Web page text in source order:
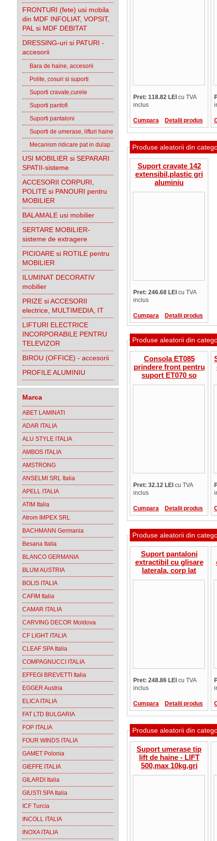
FRONTURI (fete) usi mobila
din MDF INFOLIAT, VOPSIT,
PAL si MDF DEBITAT
DRESSING-uri si PATURI -
accesorii
Bara de haine, accesorii
Polite, cosuri si suporti
Suporti cravate,curele
Suporti pantofi
Suporti pantaloni
Suporti de umerase, lifturi haine
Mecanism ridicare pat in dulap
USI MOBILIER si SEPARARI
SPATII-sisteme
ACCESORII CORPURI,
POLITE si PANOURI pentru
MOBILIER
BALAMALE usi mobilier
SERTARE MOBILIER-
sisteme de extragere
PICIOARE si ROTILE pentru
MOBILIER
ILUMINAT DECORATIV
mobilier
PRIZE si ACCESORII
electrice, MULTIMEDIA, IT
LIFTURI ELECTRICE
INCORPORABILE PENTRU
TELEVIZOR
BIROU (OFFICE) - accesorii
PROFILE ALUMINIU
Marca
ABET LAMINATI
ADAR ITALIA
ALU STYLE ITALIA
AMBOS ITALIA
AMSTRONG
ANSELMI SRL Italia
APELL ITALIA
ATIM Italia
Atrom IMPEX SRL
BACHMANN Germania
Besana Italia
BLANCO GERMANIA
BLUM AUSTRIA
BOLIS ITALIA
CAFIM Italia
CAMAR ITALIA
CARVING DECOR Moldova
CF LIGHT ITALIA
CLEAF SPA Italia
COMPAGNUCCI ITALIA
EFFEGI BREVETTI Italia
EGGER Austria
ELICA ITALIA
FAT LTD BULGARIA
FOP ITALIA
FOUR WINDS ITALIA
GAMET Polonia
GIEFFE ITALIA
GILARDI Italia
GIUSTI SPA Italia
ICF Turcia
INCOLL ITALIA
INOXA ITALIA
Pret: 118.82 LEI cu TVA
inclus
Cumpara Detalii produs
Produse aleatorii din
Suport cravate 142
extensibil,plastic gri
aluminiu
Pret: 246.68 LEI cu TVA
inclus
Cumpara Detalii produs
Produse aleatorii din
Consola ET085
prindere front pentru
suport ET070 so
ET060
Pret: 32.12 LEI cu TVA
inclus
Cumpara Detalii produs
Produse aleatorii din
Suport pantaloni
extractibil cu glisare
laterala, corp lat
400mm, gri aluminiu,
Pret: 248.86 LEI cu TVA
inclus
Cumpara Detalii produs
Produse aleatorii din
Suport umerase tip
lift de haine - LIFT
500,max 10kg,gri
aluminiu